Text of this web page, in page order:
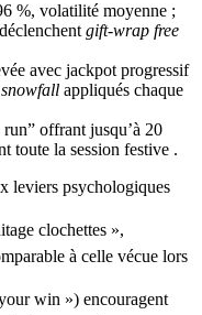
%, volatilité moyenne ;
gift‑wrap free
avec jackpot progressif
snowfall appliqués chaque
offrant jusqu’à 20
toute la session festive .
leviers psychologiques
clochettes »,
à celle vécue lors
win ») encouragent